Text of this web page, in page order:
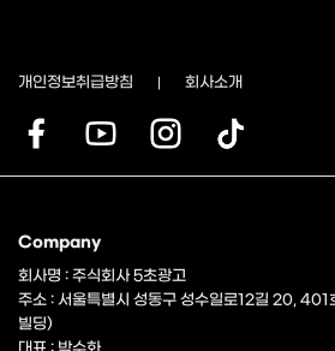
개인정보취급방침 회사소개
Company
회사명 : 주식회사 5초광고
주소 : 서울특별시 성동구 성수일로12길 20, 401
빌딩)